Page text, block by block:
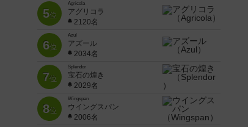
5位
Agricola
アグリコラ
2120名
6位
Azul
アズール
2034名
7位
Splendor
宝石の煌き
2029名
8位
Wingspan
ウイングスパン
2006名